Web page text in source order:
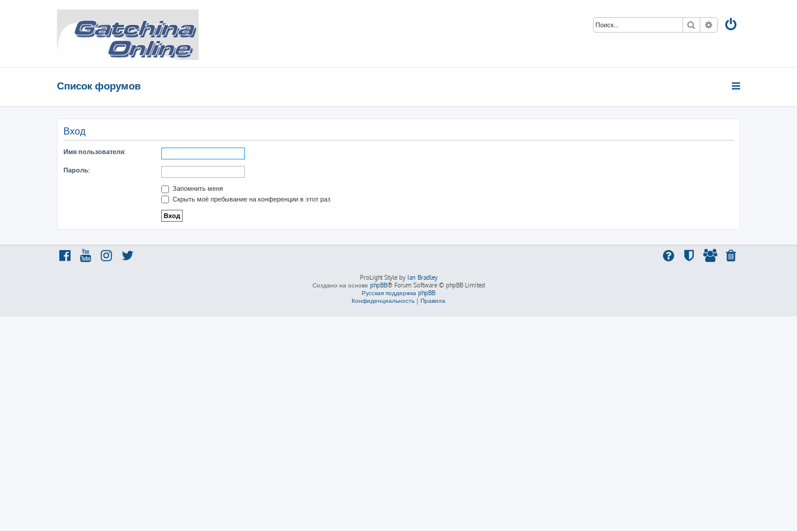
Поиск Расширенный поиск
Список форумов
Вход
Имя пользователя:
Пароль:
Запомнить меня
Скрыть моё пребывание на конференции в этот раз
ProLight Style by Ian Bradley
Создано на основе phpBB® Forum Software © phpBB Limited
Русская поддержка phpBB
Конфиденциальность | Правила